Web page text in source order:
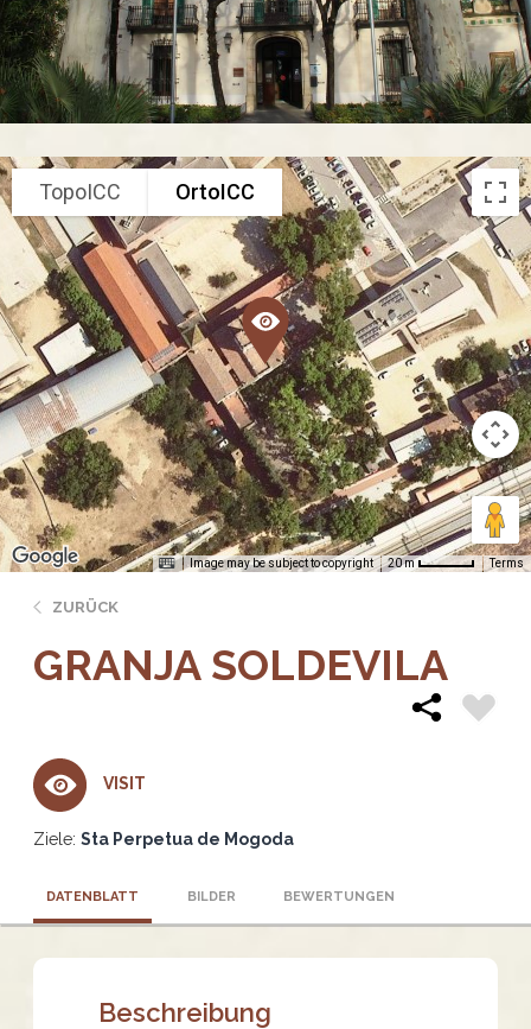
TopoICC OrtoICC
Image may be subject to copyright 20 m Terms
ZURÜCK
GRANJA SOLDEVILA
VISIT
Ziele: Sta Perpetua de Mogoda
DATENBLATT BILDER BEWERTUNGEN
Beschreibung